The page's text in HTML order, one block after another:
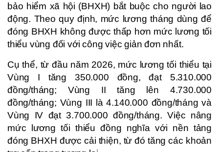
bảo hiểm xã hội (BHXH) bắt buộc cho người lao
động. Theo quy định, mức lương tháng dùng để
đóng BHXH không được thấp hơn mức lương tối
thiểu vùng đối với công việc giản đơn nhất.
Cụ thể, từ đầu năm 2026, mức lương tối thiểu tại
Vùng I tăng 350.000 đồng, đạt 5.310.000
đồng/tháng; Vùng II tăng lên 4.730.000
đồng/tháng; Vùng III là 4.140.000 đồng/tháng và
Vùng IV đạt 3.700.000 đồng/tháng. Việc nâng
mức lương tối thiểu đồng nghĩa với nền tảng
đóng BHXH được cải thiện, từ đó tăng các khoản